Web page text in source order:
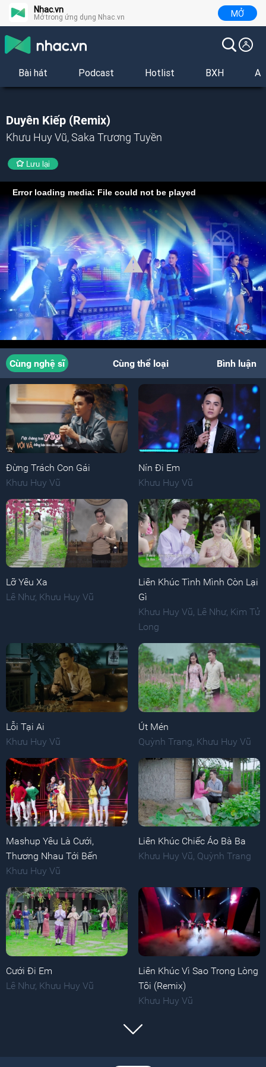
Nhac.vn
Mở trong ứng dụng Nhac.vn MỞ
Bài hát Podcast Hotlist BXH
Duyên Kiếp (Remix)
Khưu Huy Vũ, Saka Trương Tuyền
Lưu lại
Error loading media: File could not be played
Cùng nghệ sĩ Cùng thể loại Bình luận
Đừng Trách Con Gái
Khưu Huy Vũ
Nín Đi Em
Khưu Huy Vũ
Lỡ Yêu Xa
Lê Như, Khưu Huy Vũ
Liên Khúc Tình Mình Còn Lại
Gì
Khưu Huy Vũ, Lê Như, Kim Tử
Long
Lỗi Tại Ai
Khưu Huy Vũ
Út Mén
Quỳnh Trang Khưu Huy Vũ
Mashup Yêu Là Cưới,
Thương Nhau Tới Bến
Khưu Huy Vũ
Liên Khúc Chiếc Áo Bà Ba
Khưu Huy Vũ, Quỳnh Trang
Cưới Đi Em
Lê Như, Khưu Huy Vũ
Liên Khúc Vì Sao Trong Lòng
Tôi (Remix)
Khưu Huy Vũ